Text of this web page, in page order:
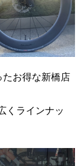
たお得な新橋店
くラインナッ